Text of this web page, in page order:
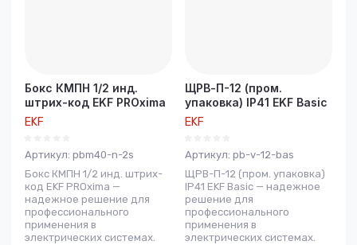
Бокс КМПН 1/2 инд.
штрих-код EKF PROxima
EKF
Артикул: pbm40-n-2s
Бокс КМПН 1/2 инд. штрих-
код EKF PROxima —
надежное решение для
профессионального
применения в
электрических системах.
ЩРВ-П-12 (пром.
упаковка) IP41 EKF Basic
EKF
Артикул: pb-v-12-bas
ЩРВ-П-12 (пром. упаковка)
IP41 EKF Basic — надежное
решение для
профессионального
применения в
электрических системах.